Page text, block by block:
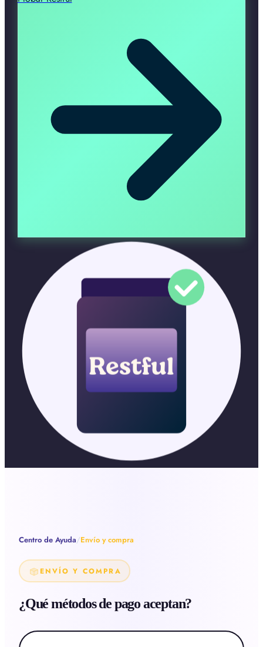
Restful
Centro de Ayuda/Envío y compra
ENVÍO Y COMPRA
¿Qué métodos de pago aceptan?